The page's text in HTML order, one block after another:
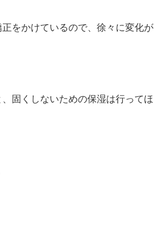
をかけているので、徐々に変化が
固くしないための保湿は行ってほ